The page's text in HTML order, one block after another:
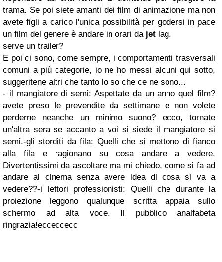
trama. Se poi siete amanti dei film di animazione ma non
avete figli a carico l'unica possibilità per godersi in pace
un film del genere è andare in orari da jet lag.
serve un trailer?
E poi ci sono, come sempre, i comportamenti trasversali
comuni a più categorie, io ne ho messi alcuni qui sotto,
suggeritene altri che tanto lo so che ce ne sono...
- il mangiatore di semi: Aspettate da un anno quel film?
avete preso le prevendite da settimane e non volete
perderne neanche un minimo suono? ecco, tornate
un'altra sera se accanto a voi si siede il mangiatore si
semi.-gli storditi da fila: Quelli che si mettono di fianco
alla fila e ragionano su cosa andare a vedere.
Divertentissimi da ascoltare ma mi chiedo, come si fa ad
andare al cinema senza avere idea di cosa si va a
vedere??-i lettori professionisti: Quelli che durante la
proiezione leggono qualunque scritta appaia sullo
schermo ad alta voce. Il pubblico analfabeta
ringrazia!ecceccecc